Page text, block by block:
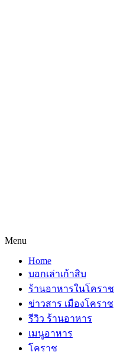
Menu
Home
บอกเล่าเก้าสิบ
ร้านอาหารในโคราช
ข่าวสาร เมืองโคราช
รีวิว ร้านอาหาร
เมนูอาหาร
โคราช